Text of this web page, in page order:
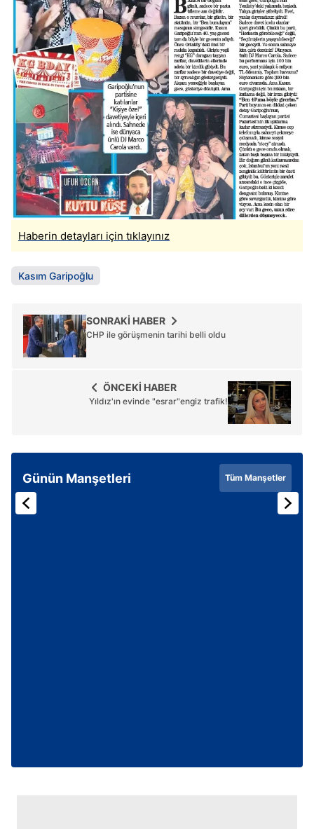
Haberin detayları için tıklayınız
Kasım Garipoğlu
SONRAKİ HABER
CHP ile görüşmenin tarihi belli oldu
ÖNCEKİ HABER
Yıldız'ın evinde "esrar"engiz trafik!
Günün Manşetleri Tüm Manşetler